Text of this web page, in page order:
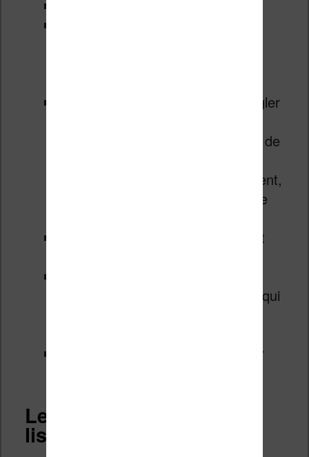
Luminosité et affichage : pour régler
température de couleur du mode de
couleurs), gérer le rafraîchissement,
gérer la rotation de l’écran avec le
Bibliothèque : contrôle parental et
nouveau le tutoriel de bienvenue qui
FAQ et assistance : les liens pour
Lecture d’ebook sur la
liseuse Bookeen Diva